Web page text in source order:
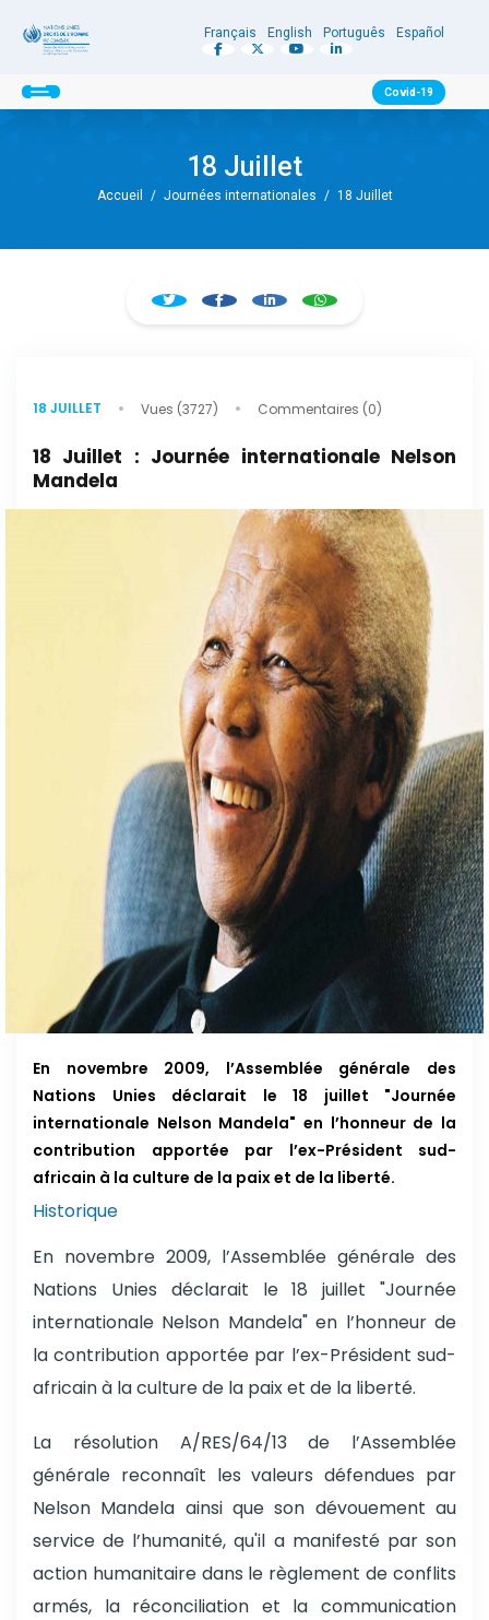
Français English Português Español
Covid-19
18 Juillet
Accueil / Journées internationales / 18 Juillet
18 JUILLET Vues (3727) Commentaires (0)
18 Juillet : Journée internationale Nelson
Mandela
En novembre 2009, l’Assemblée générale des
Nations Unies déclarait le 18 juillet "Journée
internationale Nelson Mandela" en l’honneur de la
contribution apportée par l’ex-Président sud-
africain à la culture de la paix et de la liberté.
Historique
En novembre 2009, l’Assemblée générale des
Nations Unies déclarait le 18 juillet "Journée
internationale Nelson Mandela" en l’honneur de
la contribution apportée par l’ex-Président sud-
africain à la culture de la paix et de la liberté.
La résolution A/RES/64/13 de l’Assemblée
générale reconnaît les valeurs défendues par
Nelson Mandela ainsi que son dévouement au
service de l’humanité, qu'il a manifesté par son
action humanitaire dans le règlement de conflits
armés, la réconciliation et la communication